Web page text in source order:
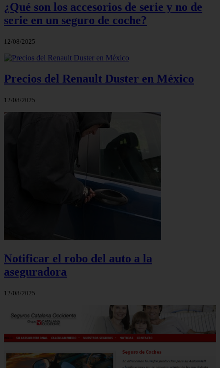
¿Qué son los accesorios de serie y no de
serie en un seguro de coche?
12/08/2025
Precios del Renault Duster en México
12/08/2025
Notificar el robo del auto a la
aseguradora
12/08/2025